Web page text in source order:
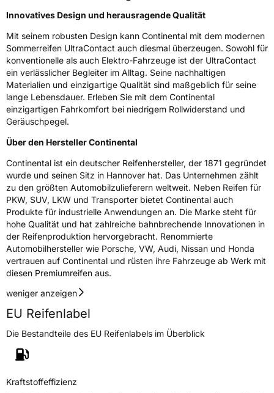
Zustand Neureifen
VerstärktXL
FelgenschutzFR
ElektroJa
EU Label
Effizienz B
NasshaftungA
Rollgeräusch (Klasse)B
Rollgeräusch (dB)70
FahrzeugklasseC1
3PMSF / Schneeflockensymbol / Alpine-Symbol
EisgripNein
EPREL ID
Allgemeine Produktsicherheit (GPSR)
Innovatives Design und herausragende Qualität
Mit seinem robusten Design kann Continental mit dem modernen
Sommerreifen UltraContact auch diesmal überzeugen. Sowohl für
konventionelle als auch Elektro-Fahrzeuge ist der UltraContact
ein verlässlicher Begleiter im Alltag. Seine nachhaltigen
Materialien und einzigartige Qualität sind maßgeblich für seine
lange Lebensdauer. Erleben Sie mit dem Continental
einzigartigen Fahrkomfort bei niedrigem Rollwiderstand und
Geräuschpegel.
Über den Hersteller Continental
Continental ist ein deutscher Reifenhersteller, der 1871 gegründet
wurde und seinen Sitz in Hannover hat. Das Unternehmen zählt
zu den größten Automobilzulieferern weltweit. Neben Reifen für
PKW, SUV, LKW und Transporter bietet Continental auch
Produkte für industrielle Anwendungen an. Die Marke steht für
hohe Qualität und hat zahlreiche bahnbrechende Innovationen in
der Reifenproduktion hervorgebracht. Renommierte
Automobilhersteller wie Porsche, VW, Audi, Nissan und Honda
vertrauen auf Continental und rüsten ihre Fahrzeuge ab Werk mit
diesen Premiumreifen aus.
weniger anzeigen
EU Reifenlabel
Die Bestandteile des EU Reifenlabels im Überblick
Kraftstoffeffizienz